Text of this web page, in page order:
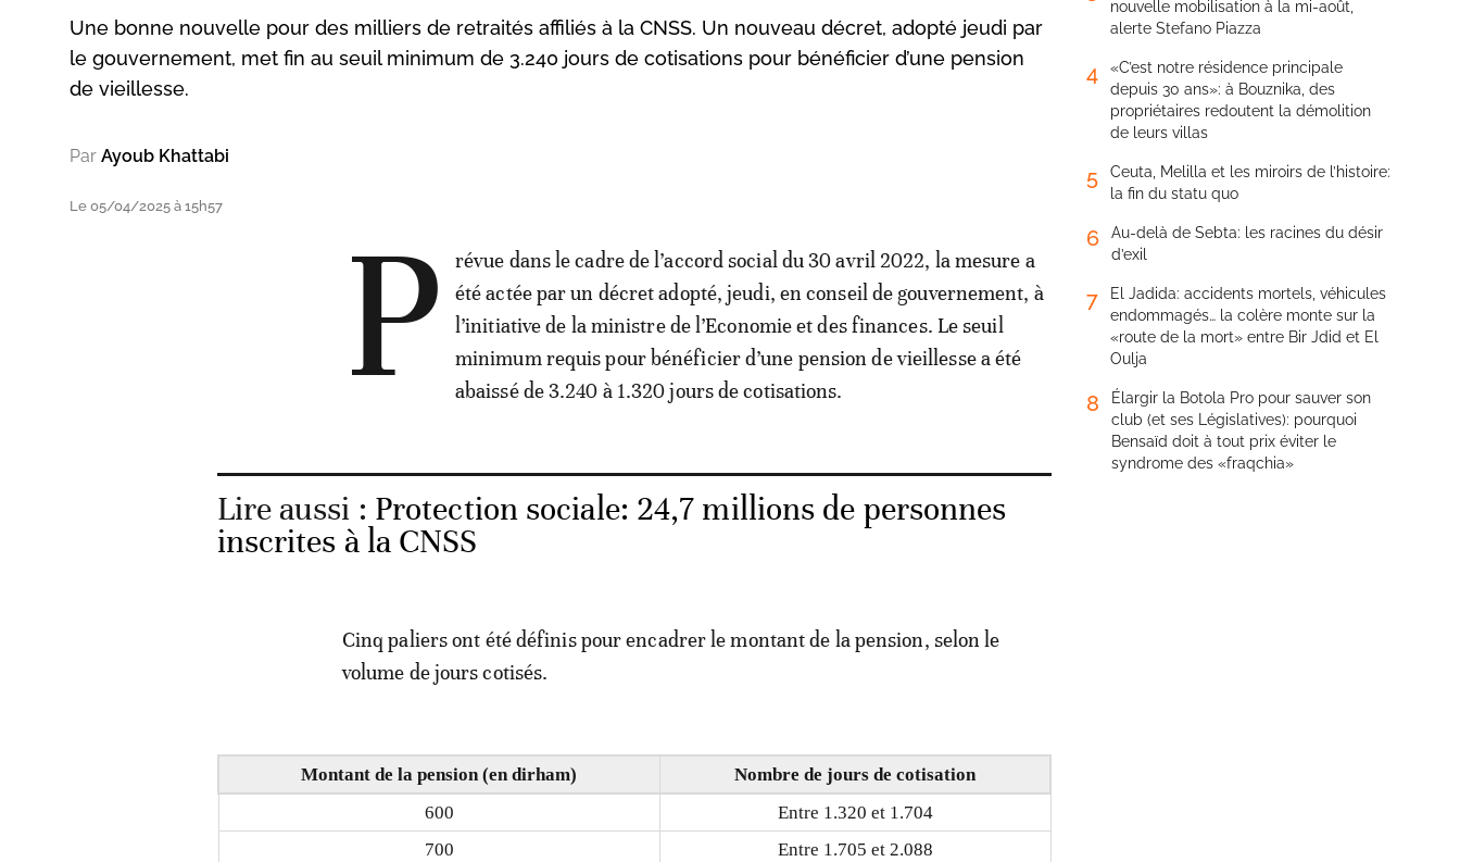
Une bonne nouvelle pour des milliers de retraités affiliés à la CNSS. Un nouveau décret, adopté jeudi par
le gouvernement, met fin au seuil minimum de 3.240 jours de cotisations pour bénéficier d’une pension
de vieillesse.
Par Ayoub Khattabi
Le 05/04/2025 à 15h57 P
révue dans le cadre de l’accord social du 30 avril 2022, la mesure a
été actée par un décret adopté, jeudi, en conseil de gouvernement, à
l’initiative de la ministre de l’Economie et des finances. Le seuil
minimum requis pour bénéficier d’une pension de vieillesse a été
abaissé de 3.240 à 1.320 jours de cotisations.
Lire aussi : Protection sociale: 24,7 millions de personnes
inscrites à la CNSS
Cinq paliers ont été définis pour encadrer le montant de la pension, selon le
volume de jours cotisés.
Montant de la pension (en dirham)
Nombre de jours de cotisation
600
Entre 1.320 et 1.704
700
Entre 1.705 et 2.088
nouvelle mobilisation à la mi-août,
alerte Stefano Piazza
4
«C’est notre résidence principale
depuis 30 ans»: à Bouznika, des
propriétaires redoutent la démolition
de leurs villas
5
Ceuta, Melilla et les miroirs de l’histoire:
la fin du statu quo
6
Au-delà de Sebta: les racines du désir
d’exil
7
El Jadida: accidents mortels, véhicules
endommagés… la colère monte sur la
«route de la mort» entre Bir Jdid et El
Oulja
8
Élargir la Botola Pro pour sauver son
club (et ses Législatives): pourquoi
Bensaïd doit à tout prix éviter le
syndrome des «fraqchia»